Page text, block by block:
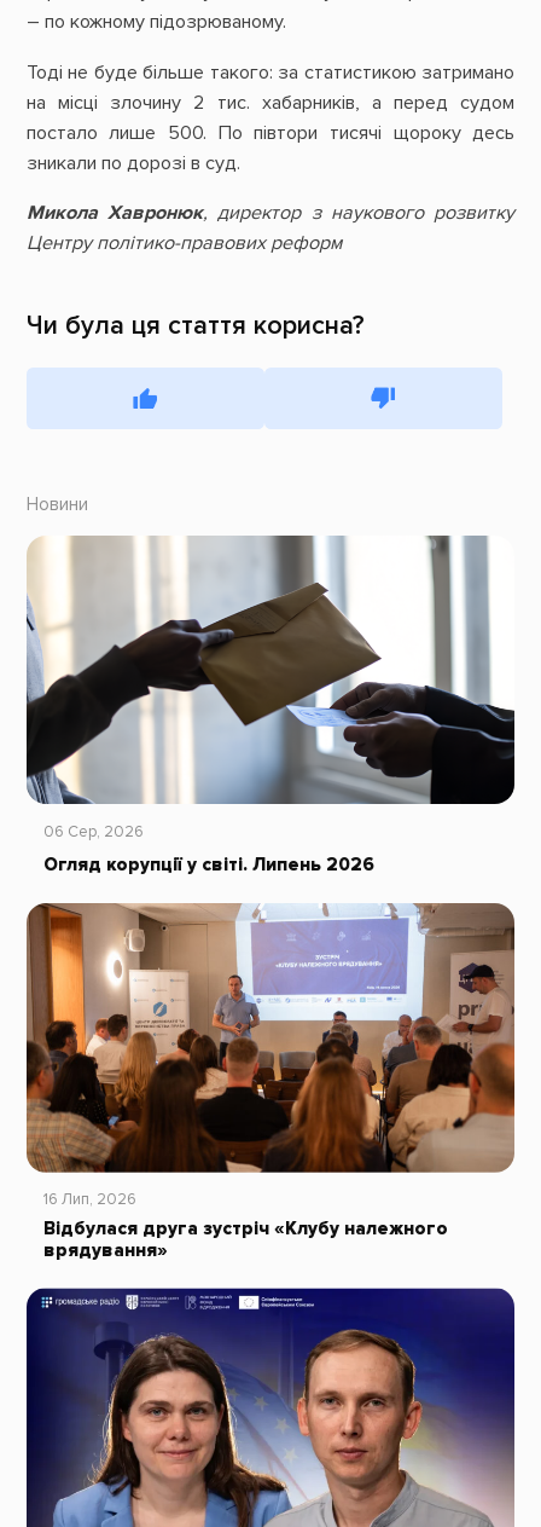
– по кожному підозрюваному.
Тоді не буде більше такого: за статистикою затримано
на місці злочину 2 тис. хабарників, а перед судом
постало лише 500. По півтори тисячі щороку десь
зникали по дорозі в суд.
Микола Хавронюк, директор з наукового розвитку
Центру політико-правових реформ
Чи була ця стаття корисна?
Новини
06 Сер, 2026
Огляд корупції у світі. Липень 2026
16 Лип, 2026
Відбулася друга зустріч «Клубу належного
врядування»